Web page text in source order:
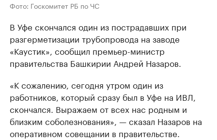
Фото: Госкомитет РБ по ЧС
В Уфе скончался один из пострадавших при
разгерметизации трубопровода на заводе
«Каустик», сообщил премьер-министр
правительства Башкирии Андрей Назаров.
«К сожалению, сегодня утром один из
работников, который сразу был в Уфе на ИВЛ,
скончался. Выражаем от всех нас родным и
близким соболезнования», — сказал Назаров на
оперативном совещании в правительстве.